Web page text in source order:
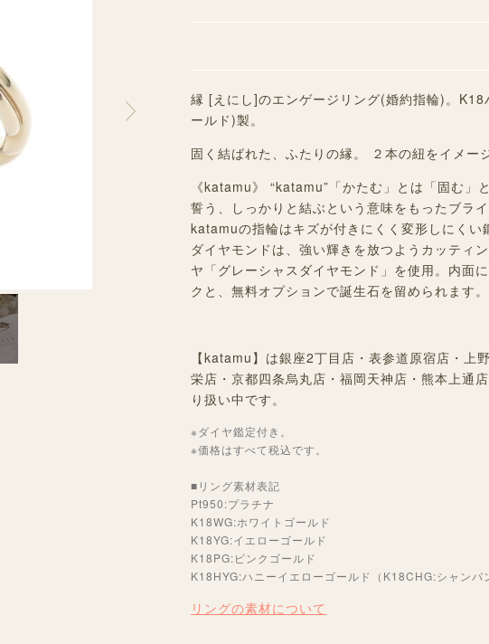
縁 [えにし]のエンゲージリング(婚約指輪)。
ールド)製。
固く結ばれた、ふたりの縁。 ２本の紐をイメー
《katamu》 “katamu”「かたむ」とは「固む」
誓う、しっかりと結ぶという意味をもったブラ
katamuの指輪はキズが付きにくく変形しにくい
ダイヤモンドは、強い輝きを放つようカッティ
ヤ「グレーシャスダイヤモンド」を使用。内面
クと、無料オプションで誕生石を留められます
【katamu】は銀座2丁目店・表参道原宿店・上
栄店・京都四条烏丸店・福岡天神店・熊本上通
り扱い中です。
※ダイヤ鑑定付き。
※価格はすべて税込です。
■リング素材表記
Pt950:プラチナ
K18WG:ホワイトゴールド
K18YG:イエローゴールド
K18PG:ピンクゴールド
K18HYG:ハニーイエローゴールド（K18CHG:シャンパ
リングの素材について